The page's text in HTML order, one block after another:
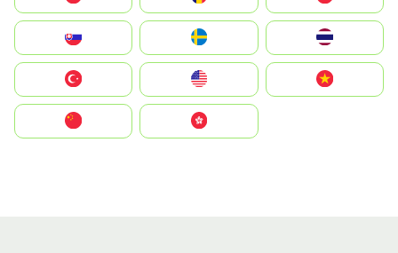
United States
中國香港特別行政區